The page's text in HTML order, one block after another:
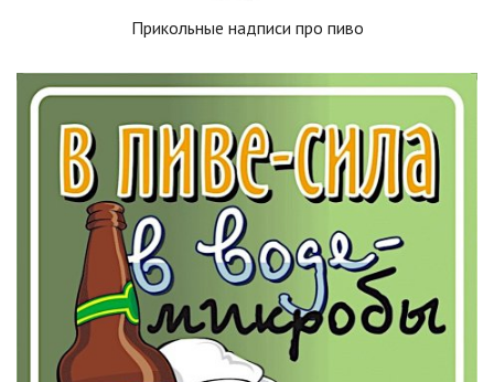
Прикольные надписи про пиво